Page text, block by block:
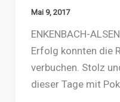
Mai 9, 2017
ENKENBACH-
Erfolg konnten die
verbuchen. Stolz
dieser Tage mit